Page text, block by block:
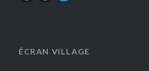
ÉCRAN VILLAGE